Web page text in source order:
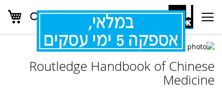
Skip
Content
חפש
Routledge Handbook of Chinese
Medicine
לדלג
של
גלריית
תמונות
להתחלה
של
גלריית